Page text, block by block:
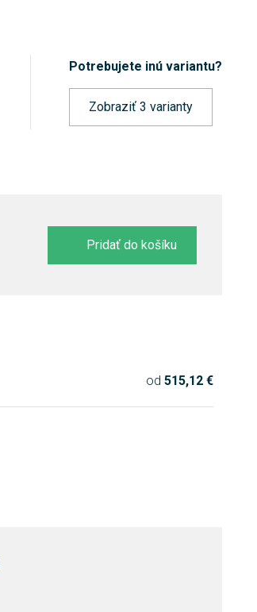
Potrebujete inú variantu?
Zobraziť 3 varianty
Pridať do košíku
od 515,12 €